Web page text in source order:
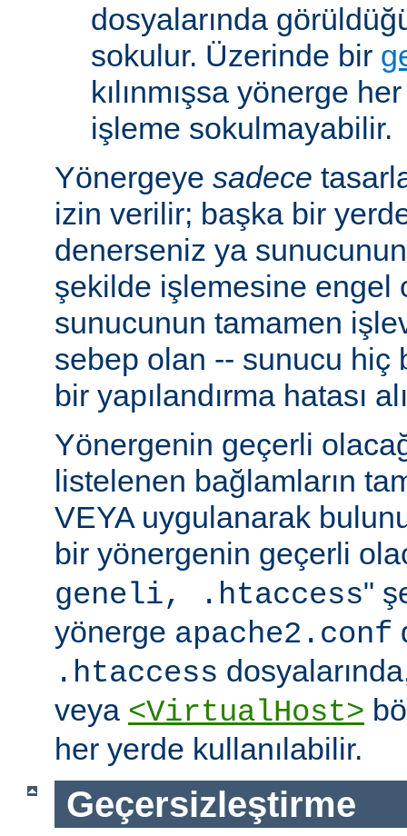
dosyalarında
sokulur. Üzerinde bir
kılınmışsa yönerge
işleme sokulmayabilir.
Yönergeye sadece
izin verilir; başka bir
denerseniz ya
şekilde işlemesine engel
sunucunun tamamen
sebep olan -- sunucu hiç
bir yapılandırma hatası
Yönergenin geçerli
listelenen bağlamların
VEYA uygulanarak
bir yönergenin geçerli
geneli, .htaccess"
yönerge apache2.conf
.htaccess
veya <VirtualHost>
her yerde kullanılabilir.
Geçersizleştirme